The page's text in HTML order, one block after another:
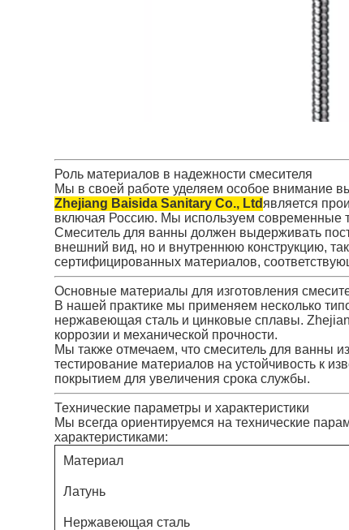
Роль материалов в надежности смесителя
Мы в своей работе уделяем особое внимание
Zhejiang Baisida Sanitary Co., Ltd является
включая Россию. Мы используем современные
Смеситель для ванны должен выдерживать
внешний вид, но и внутреннюю конструкцию,
сертифицированных материалов,
Основные материалы для изготовления
В нашей практике мы применяем несколько
нержавеющая сталь и цинковые сплавы.
коррозии и механической прочности.
Мы также отмечаем, что смеситель для ванны
тестирование материалов на устойчивость к
покрытием для увеличения срока службы.
Технические параметры и характеристики
Мы всегда ориентируемся на технические
характеристиками:
Материал
Латунь
Нержавеющая сталь